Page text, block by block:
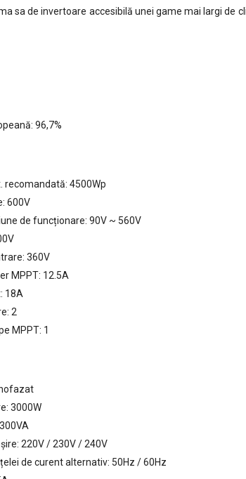
sa de invertoare accesibilă unei game mai largi
96,7%
recomandată: 4500Wp
600V
de funcționare: 90V ~ 560V
360V
MPPT: 12.5A
18A
2
MPPT: 1
3000W
220V / 230V / 240V
de curent alternativ: 50Hz / 60Hz